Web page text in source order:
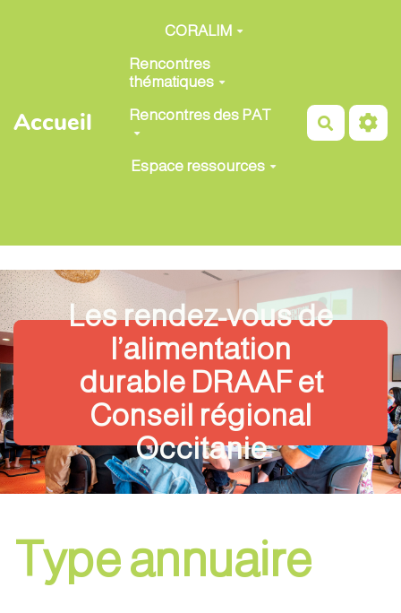
Aller au contenu principal
Accueil
CORALIM
Rencontres
thématiques
Rencontres des PAT
Espace ressources
Les rendez-vous de
l’alimentation
durable DRAAF et
Conseil régional
Occitanie
Type annuaire